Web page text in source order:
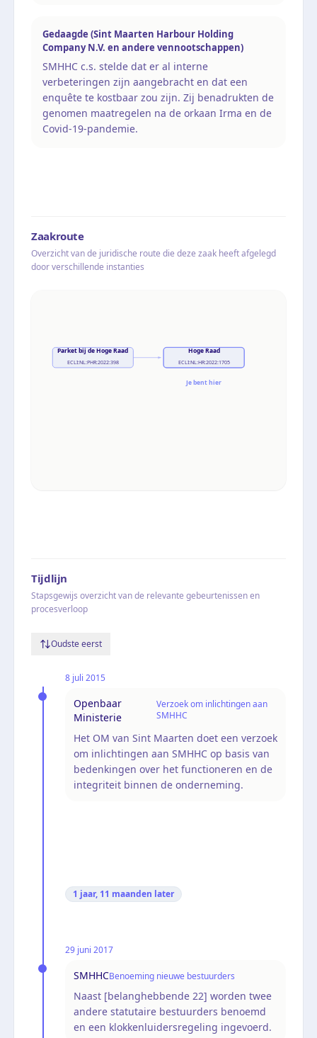
Gedaagde (Sint Maarten Harbour Holding
Company N.V. en andere vennootschappen)
SMHHC c.s. stelde dat er al interne
verbeteringen zijn aangebracht en dat een
enquête te kostbaar zou zijn. Zij benadrukten de
genomen maatregelen na de orkaan Irma en de
Covid-19-pandemie.
Zaakroute
Overzicht van de juridische route die deze zaak heeft afgelegd
door verschillende instanties
Parket bij de Hoge Raad
ECLI:NL:PHR:2022:398
Hoge Raad
ECLI:NL:HR:2022:1705
Je bent hier
Tijdlijn
Stapsgewijs overzicht van de relevante gebeurtenissen en
procesverloop
Oudste eerst
8 juli 2015
Openbaar
Ministerie
Verzoek om inlichtingen aan
SMHHC
Het OM van Sint Maarten doet een verzoek
om inlichtingen aan SMHHC op basis van
bedenkingen over het functioneren en de
integriteit binnen de onderneming.
1 jaar, 11 maanden later
29 juni 2017
SMHHCBenoeming nieuwe bestuurders
Naast [belanghebbende 22] worden twee
andere statutaire bestuurders benoemd
en een klokkenluidersregeling ingevoerd.